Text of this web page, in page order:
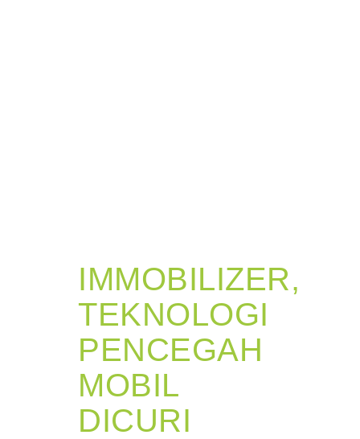
IMMOBILIZER,
TEKNOLOGI
PENCEGAH
MOBIL
DICURI